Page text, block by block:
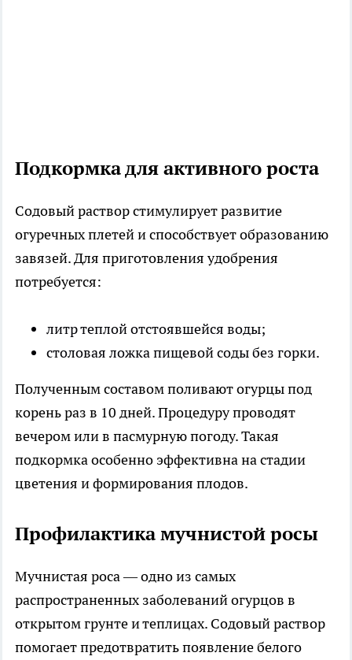
Подкормка для активного роста
Содовый раствор стимулирует развитие
огуречных плетей и способствует образованию
завязей. Для приготовления удобрения
потребуется:
литр теплой отстоявшейся воды;
столовая ложка пищевой соды без горки.
Полученным составом поливают огурцы под
корень раз в 10 дней. Процедуру проводят
вечером или в пасмурную погоду. Такая
подкормка особенно эффективна на стадии
цветения и формирования плодов.
Профилактика мучнистой росы
Мучнистая роса — одно из самых
распространенных заболеваний огурцов в
открытом грунте и теплицах. Содовый раствор
помогает предотвратить появление белого